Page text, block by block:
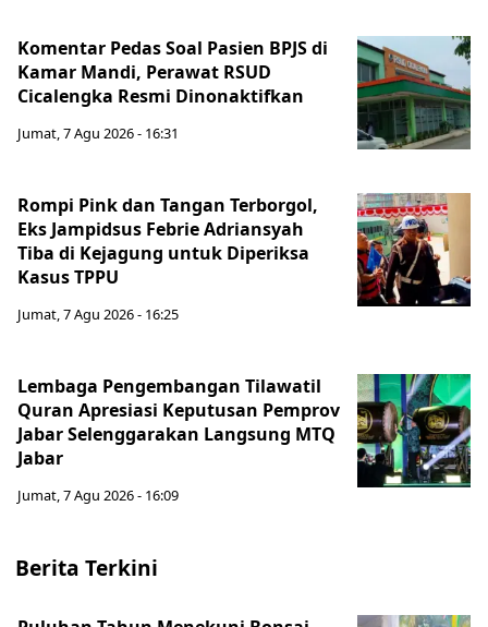
Komentar Pedas Soal Pasien BPJS di
Kamar Mandi, Perawat RSUD
Cicalengka Resmi Dinonaktifkan
Jumat, 7 Agu 2026 - 16:31
Rompi Pink dan Tangan Terborgol,
Eks Jampidsus Febrie Adriansyah
Tiba di Kejagung untuk Diperiksa
Kasus TPPU
Jumat, 7 Agu 2026 - 16:25
Lembaga Pengembangan Tilawatil
Quran Apresiasi Keputusan Pemprov
Jabar Selenggarakan Langsung MTQ
Jabar
Jumat, 7 Agu 2026 - 16:09
Berita Terkini